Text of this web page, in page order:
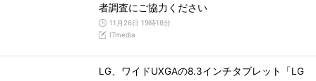
者調査にご協力ください
11月26日 19時18分
ITmedia
LG、ワイドUXGAの8.3インチタブレット「LG